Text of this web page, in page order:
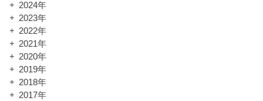
2024年
2023年
2022年
2021年
2020年
2019年
2018年
2017年